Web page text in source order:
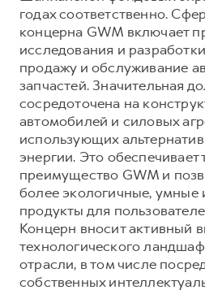
годах соответственно.
концерна GWM включает
исследования и
продажу и обслуживание
запчастей. Значительная
сосредоточена на
автомобилей и силовых
использующих
энергии. Это обеспечивает
преимущество GWM и
более экологичные, умные
продукты для
Концерн вносит активный
технологического
отрасли, в том числе
собственных